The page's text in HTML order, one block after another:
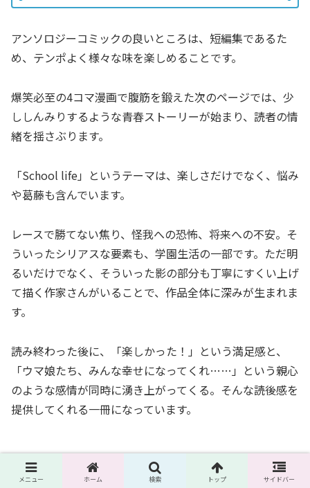
アンソロジーコミックの良いところは、短編集であるた
め、テンポよく様々な味を楽しめることです。
爆笑必至の4コマ漫画で腹筋を鍛えた次のページでは、少
ししんみりするような青春ストーリーが始まり、読者の情
緒を揺さぶります。
「School life」というテーマは、楽しさだけでなく、悩み
や葛藤も含んでいます。
レースで勝てない焦り、怪我への恐怖、将来への不安。そ
ういったシリアスな要素も、学園生活の一部です。ただ明
るいだけでなく、そういった影の部分も丁寧にすくい上げ
て描く作家さんがいることで、作品全体に深みが生まれま
す。
読み終わった後に、「楽しかった！」という満足感と、
「ウマ娘たち、みんな幸せになってくれ……」という親心
のような感情が同時に湧き上がってくる。そんな読後感を
提供してくれる一冊になっています。
メニュー ホーム 検索 トップ サイドバー